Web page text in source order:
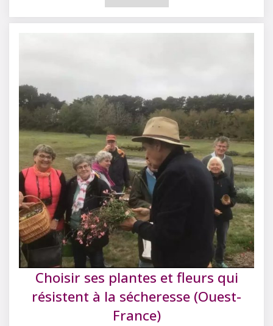
Choisir ses plantes et fleurs qui
résistent à la sécheresse (Ouest-
France)